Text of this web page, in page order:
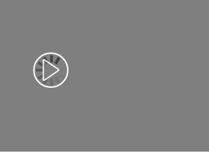
Afspil video